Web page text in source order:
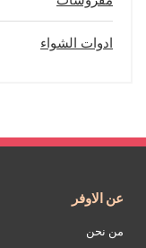
ادوات الشواء
عن الاوفر
من نحن